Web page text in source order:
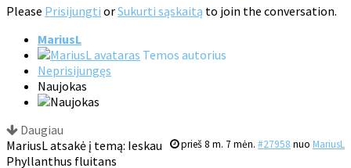
Please Prisijungti orSukurti sąskaitą to join the conversation.
MariusL
Temos autorius
Neprisijungęs
Naujokas
Daugiau
prieš 8 m. 7 mėn. #27958 nuo MariusL
MariusL atsakė į temą: Ieskau
Phyllanthus fluitans